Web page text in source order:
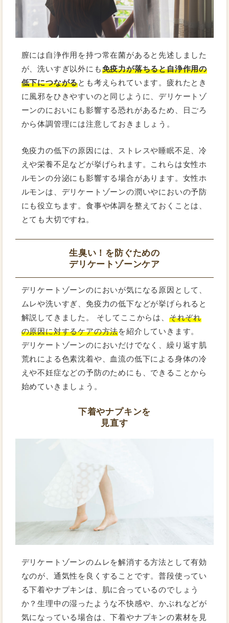
膣には自浄作用を持つ常在菌があると先述しました
が、洗いすぎ以外にも免疫力が落ちると自浄作用の
低下につながるとも考えられています。疲れたとき
に風邪をひきやすいのと同じように、デリケートゾ
ーンのにおいにも影響する恐れがあるため、日ごろ
から体調管理には注意しておきましょう。
免疫力の低下の原因には、ストレスや睡眠不足、冷
えや栄養不足などが挙げられます。これらは女性ホ
ルモンの分泌にも影響する場合があります。女性ホ
ルモンは、デリケートゾーンの潤いやにおいの予防
にも役立ちます。食事や体調を整えておくことは、
とても大切ですね。
生臭い！を防ぐための
デリケートゾーンケア
デリケートゾーンのにおいが気になる原因として、
ムレや洗いすぎ、免疫力の低下などが挙げられると
解説してきました。 そしてここからは、 それぞれ
の原因に対するケアの方法を紹介していきます。
デリケートゾーンのにおいだけでなく、繰り返す肌
荒れによる色素沈着や、血流の低下による身体の冷
えや不妊症などの予防のためにも、できることから
始めていきましょう。
下着やナプキンを
見直す
デリケートゾーンのムレを解消する方法として有効
なのが、通気性を良くすることです。普段使ってい
る下着やナプキンは、肌に合っているのでしょう
か？生理中の湿ったような不快感や、かぶれなどが
気になっている場合は、下着やナプキンの素材を見